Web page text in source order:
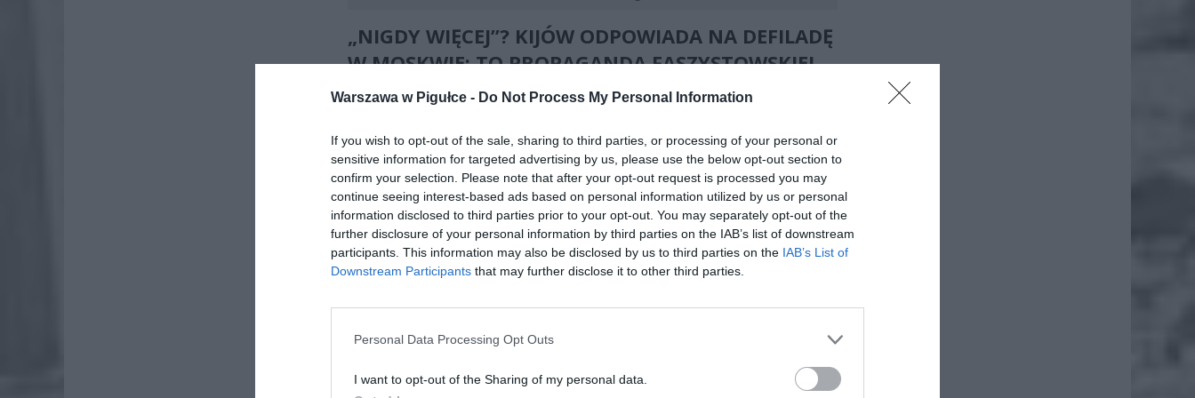
Warszawa w Pigułce - Do Not Process My Personal Information
If you wish to opt-out of the sale, sharing to third parties, or processing of your personal or
sensitive information for targeted advertising by us, please use the below opt-out section to
confirm your selection. Please note that after your opt-out request is processed you may
continue seeing interest-based ads based on personal information utilized by us or personal
information disclosed to third parties prior to your opt-out. You may separately opt-out of the
further disclosure of your personal information by third parties on the IAB’s list of downstream
participants. This information may also be disclosed by us to third parties on the IAB’s List of
Downstream Participants that may further disclose it to other third parties.
Personal Data Processing Opt Outs
I want to opt-out of the Sharing of my personal data.
„NIGDY WIĘCEJ”? KIJÓW ODPOWIADA NA DEFILADĘ
W MOSKWIE: TO PROPAGANDA FASZYSTOWSKIEJ
ROSJI
ad
W przeddzień moskiewskich obchodów 9 maja, Ukraina ostro zareagowała na